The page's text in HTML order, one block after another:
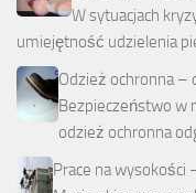
W sytuacjach
umiejętność udzielenia
Odzież ochronna –
Bezpieczeństwo w
odzież ochronna
Prace na wysokości